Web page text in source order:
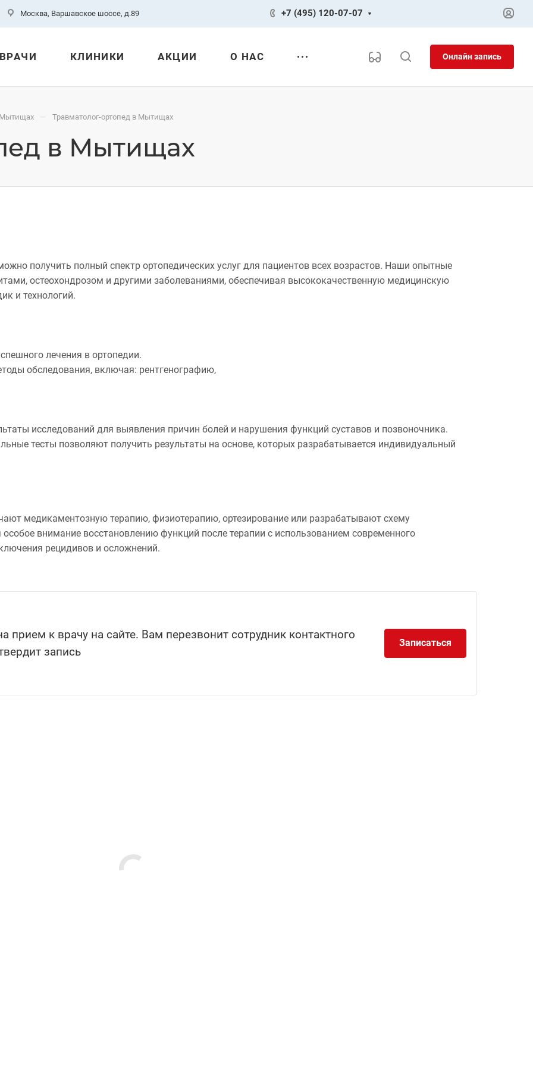
Москва, Варшавское шоссе, д.89 +7 (495) 120-07-07
ВРАЧИ КЛИНИКИ АКЦИИ О НАС Онлайн запись
— Травматолог-ортопед в Мытищах
в Мытищах
получить полный спектр ортопедических услуг для пациентов всех возрастов. Наши опытные
остеохондрозом и другими заболеваниями, обеспечивая высококачественную медицинскую
и технологий.
лечения в ортопедии.
обследования, включая: рентгенографию,
исследований для выявления причин болей и нарушения функций суставов и позвоночника.
тесты позволяют получить результаты на основе, которых разрабатывается индивидуальный
медикаментозную терапию, физиотерапию, ортезирование или разрабатывают схему
внимание восстановлению функций после терапии с использованием современного
рецидивов и осложнений.
прием к врачу на сайте. Вам перезвонит сотрудник контактного
запись
Записаться